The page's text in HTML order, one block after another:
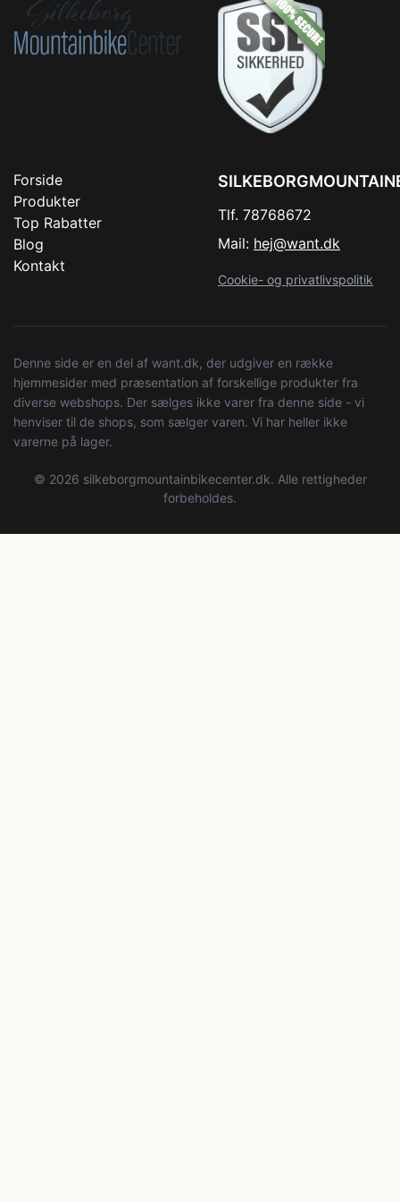
Forside
Produkter
Top Rabatter
Blog
Kontakt
Tlf. 78768672
Mail: hej@want.dk
Cookie- og privatlivspolitik
Denne side er en del af want.dk, der udgiver en række
hjemmesider med præsentation af forskellige produkter fra
diverse webshops. Der sælges ikke varer fra denne side - vi
henviser til de shops, som sælger varen. Vi har heller ikke
varerne på lager.
© 2026 silkeborgmountainbikecenter.dk. Alle rettigheder
forbeholdes.